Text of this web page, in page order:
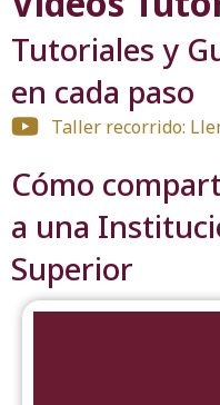
Tutoriales y
en cada paso
Taller recorrido:
Cómo
a una
Superior